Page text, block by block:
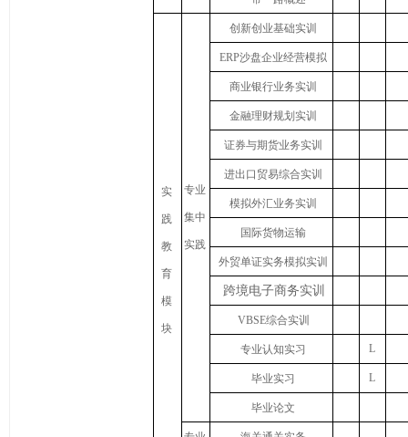
实
践
教
育
模
块
专业
集中
实践
创新创业基础实训
ERP沙盘企业经营模拟
商业银行业务实训
金融理财规划实训
证券与期货业务实训
进出口贸易综合实训
模拟外汇业务实训
国际货物运输
外贸单证实务模拟实训
跨境电子商务实训
VBSE综合实训
专业认知实习 L
毕业实习 L
毕业论文